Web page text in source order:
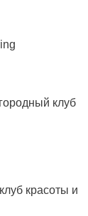
клуб
красоты и